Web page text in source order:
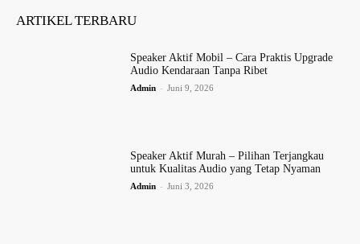
ARTIKEL TERBARU
Speaker Aktif Mobil – Cara Praktis Upgrade
Audio Kendaraan Tanpa Ribet
Admin - Juni 9, 2026
Speaker Aktif Murah – Pilihan Terjangkau
untuk Kualitas Audio yang Tetap Nyaman
Admin - Juni 3, 2026